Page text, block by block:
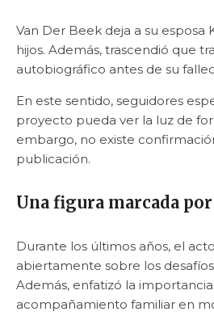
Van Der Beek deja a su esposa
hijos. Además, trascendió que
autobiográfico antes de su
En este sentido, seguidores
proyecto pueda ver la luz de
embargo, no existe
publicación.
Una figura marcada
Durante los últimos años, el
abiertamente sobre los
Además, enfatizó la
acompañamiento familiar en